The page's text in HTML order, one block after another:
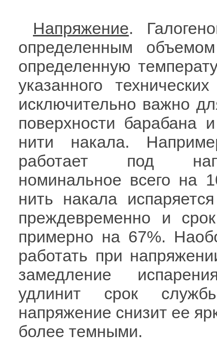
Напряжение.
определенным
определенную
указанного
исключительно важно
поверхности барабана
нити накала.
работает под
номинальное всего на
нить накала
преждевременно и
примерно на 67%.
работать при
замедление
удлинит срок
напряжение снизит ее
более темными.